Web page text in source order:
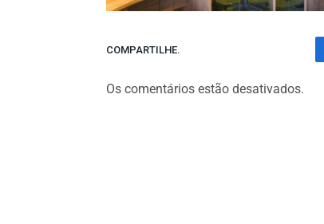
COMPARTILHE.
Os comentários estão desativados.